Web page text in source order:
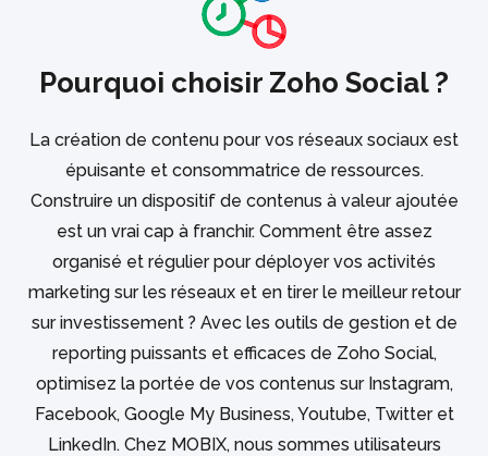
Pourquoi choisir Zoho Social ?
La création de contenu pour vos réseaux sociaux est
épuisante et consommatrice de ressources.
Construire un dispositif de contenus à valeur ajoutée
est un vrai cap à franchir. Comment être assez
organisé et régulier pour déployer vos activités
marketing sur les réseaux et en tirer le meilleur retour
sur investissement ? Avec les outils de gestion et de
reporting puissants et efficaces de Zoho Social,
optimisez la portée de vos contenus sur Instagram,
Facebook, Google My Business, Youtube, Twitter et
LinkedIn. Chez MOBIX, nous sommes utilisateurs